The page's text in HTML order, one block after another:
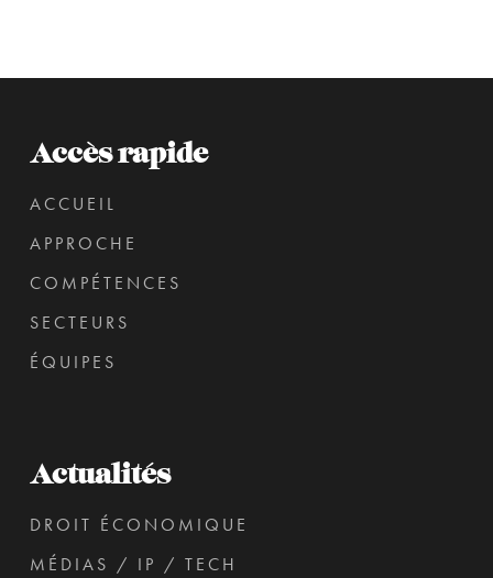
Accès rapide
ACCUEIL
APPROCHE
COMPÉTENCES
SECTEURS
ÉQUIPES
Actualités
DROIT ÉCONOMIQUE
MÉDIAS / IP / TECH